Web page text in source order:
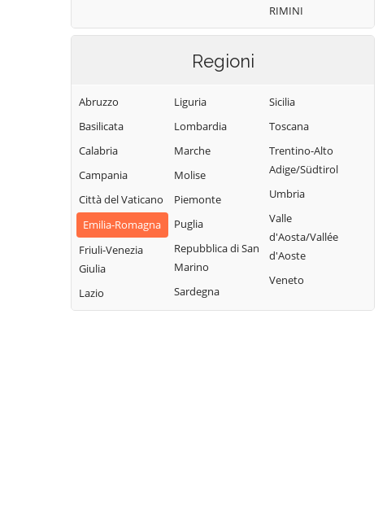
Castel di Casio
Castel Maggiore
Castel San Pietro
d'Argile
Marzabotto
Molinella
Monghidoro
Monte San Pietro
Casale
Sant'Agata
Valsamoggia
Vergato
Zola Predosa
RIMINI
Regioni
Abruzzo
Basilicata
Calabria
Campania
Città del Vaticano
Emilia-Romagna
Friuli-Venezia
Giulia
Lazio
Liguria
Lombardia
Marche
Molise
Piemonte
Puglia
Repubblica di San
Marino
Sardegna
Sicilia
Toscana
Trentino-Alto
Adige/Südtirol
Umbria
Valle
d'Aosta/Vallée
d'Aoste
Veneto